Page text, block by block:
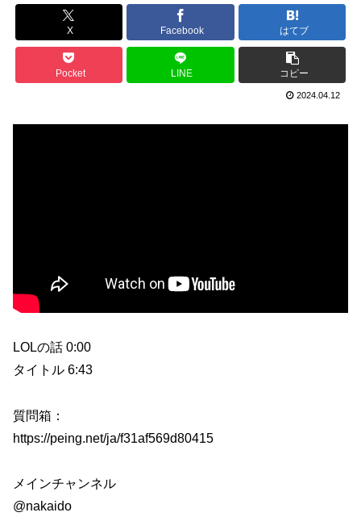
X Facebook はてブ
Pocket LINE コピー
2024.04.12
LOLの話 0:00
タイトル 6:43
質問箱：
https://peing.net/ja/f31af569d80415
メインチャンネル
@nakaido